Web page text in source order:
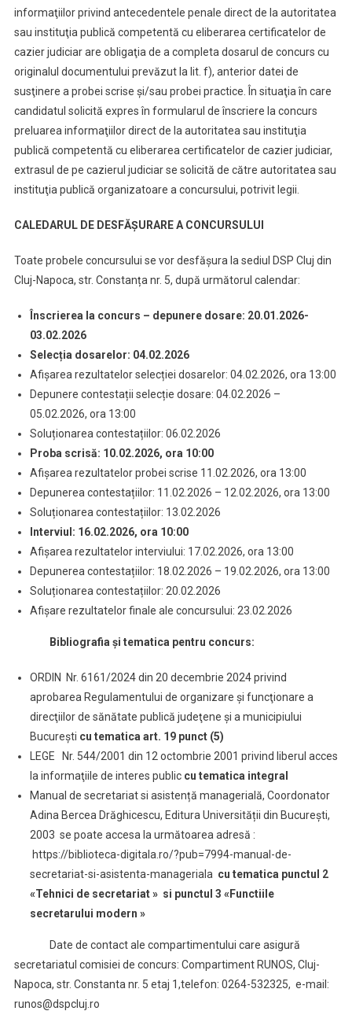
informaţiilor privind antecedentele penale direct de la autoritatea
sau instituţia publică competentă cu eliberarea certificatelor de
cazier judiciar are obligaţia de a completa dosarul de concurs cu
originalul documentului prevăzut la lit. f), anterior datei de
susţinere a probei scrise şi/sau probei practice. În situaţia în care
candidatul solicită expres în formularul de înscriere la concurs
preluarea informaţiilor direct de la autoritatea sau instituţia
publică competentă cu eliberarea certificatelor de cazier judiciar,
extrasul de pe cazierul judiciar se solicită de către autoritatea sau
instituţia publică organizatoare a concursului, potrivit legii.
CALEDARUL DE DESFĂȘURARE A CONCURSULUI
Toate probele concursului se vor desfășura la sediul DSP Cluj din
Cluj-Napoca, str. Constanța nr. 5, după următorul calendar:
Înscrierea la concurs – depunere dosare: 20.01.2026-
03.02.2026
Selecția dosarelor: 04.02.2026
Afișarea rezultatelor selecției dosarelor: 04.02.2026, ora 13:00
Depunere contestații selecție dosare: 04.02.2026 –
05.02.2026, ora 13:00
Soluționarea contestațiilor: 06.02.2026
Proba scrisă: 10.02.2026, ora 10:00
Afișarea rezultatelor probei scrise 11.02.2026, ora 13:00
Depunerea contestațiilor: 11.02.2026 – 12.02.2026, ora 13:00
Soluționarea contestațiilor: 13.02.2026
Interviul: 16.02.2026, ora 10:00
Afișarea rezultatelor interviului: 17.02.2026, ora 13:00
Depunerea contestațiilor: 18.02.2026 – 19.02.2026, ora 13:00
Soluționarea contestațiilor: 20.02.2026
Afișare rezultatelor finale ale concursului: 23.02.2026
Bibliografia și tematica pentru concurs:
ORDIN Nr. 6161/2024 din 20 decembrie 2024 privind
aprobarea Regulamentului de organizare şi funcţionare a
direcţiilor de sănătate publică judeţene şi a municipiului
Bucureşti cu tematica art. 19 punct (5)
LEGE Nr. 544/2001 din 12 octombrie 2001 privind liberul acces
la informaţiile de interes public cu tematica integral
Manual de secretariat si asistență managerială, Coordonator
Adina Bercea Drăghicescu, Editura Universității din București,
2003 se poate accesa la următoarea adresă :
https://biblioteca-digitala.ro/?pub=7994-manual-de-
secretariat-si-asistenta-manageriala cu tematica punctul 2
«Tehnici de secretariat » si punctul 3 «Functiile
secretarului modern »
Date de contact ale compartimentului care asigură
secretariatul comisiei de concurs: Compartiment RUNOS, Cluj-
Napoca, str. Constanta nr. 5 etaj 1,telefon: 0264-532325, e-mail:
runos@dspcluj.ro